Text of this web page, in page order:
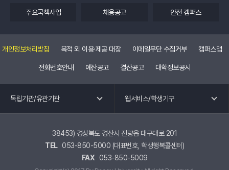
주요국책사업 채용공고 안전 캠퍼스
개인정보처리방침 목적 외 이용·제공 대장 이메일무단 수집거부 캠퍼스맵
전화번호안내 예산공고 결산공고 대학정보공시
독립기관/유관기관
교수회
노동조합
총동창회
웹서비스/학생기구
공학교육혁신센터
국제교류.외국어특강
교육혁신원
38453) 경상북도 경산시 진량읍 대구대로 201
TEL 053-850-5000 (대표번호, 학생행복콜센터)
FAX
053-850-5009